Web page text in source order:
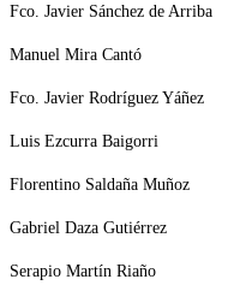
Fco. Javier Sánchez de Arriba
Manuel Mira Cantó
Fco. Javier Rodríguez Yáñez
Luis Ezcurra Baigorri
Florentino Saldaña Muñoz
Gabriel Daza Gutiérrez
Serapio Martín Riaño